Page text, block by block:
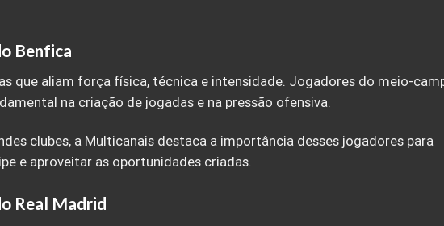
Benfica
que aliam força física, técnica e intensidade. Jogadores do meio-
na criação de jogadas e na pressão ofensiva.
clubes, a Multicanais destaca a importância desses jogadores para
e aproveitar as oportunidades criadas.
Real Madrid